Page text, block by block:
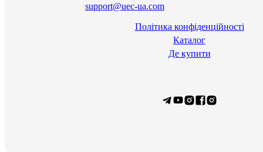
support@uec-ua.com
Політика конфіденційності
Каталог
Де купити